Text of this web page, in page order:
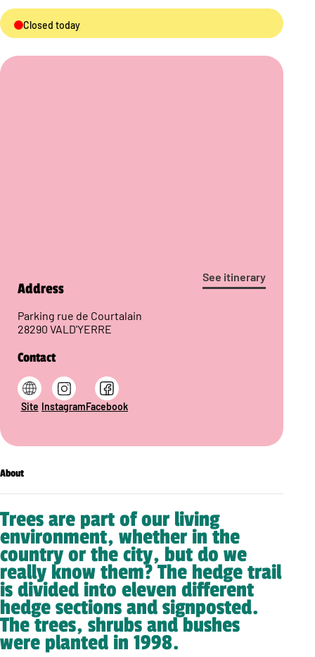
Closed today
See itinerary
Address
Parking rue de Courtalain
28290 VALD'YERRE
Contact
Site InstagramFacebook
About
Trees are part of our living
environment, whether in the
country or the city, but do we
really know them? The hedge trail
is divided into eleven different
hedge sections and signposted.
The trees, shrubs and bushes
were planted in 1998.